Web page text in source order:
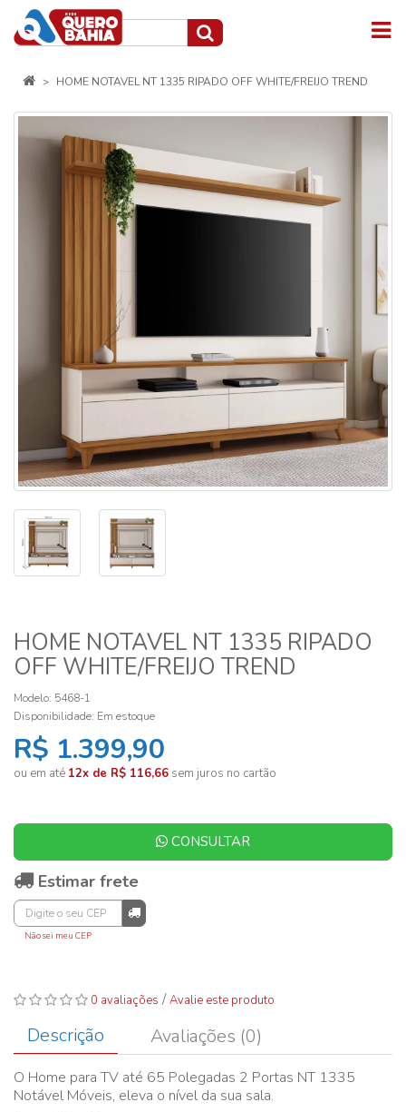
HOME NOTAVEL NT 1335 RIPADO OFF WHITE/FREIJO TREND
HOME NOTAVEL NT 1335 RIPADO
OFF WHITE/FREIJO TREND
Modelo: 5468-1
Disponibilidade: Em estoque
R$ 1.399,90
ou em até 12x de R$ 116,66 sem juros no cartão
CONSULTAR
Estimar frete
Não sei meu CEP
0 avaliações /Avalie este produto
Descrição Avaliações (0)
O Home para TV até 65 Polegadas 2 Portas NT 1335
Notável Móveis, eleva o nível da sua sala.